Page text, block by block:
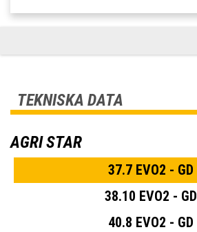
TEKNISKA DATA
AGRI STAR
37.7 EVO2 - GD
38.10 EVO2 - GD
40.8 EVO2 - GD